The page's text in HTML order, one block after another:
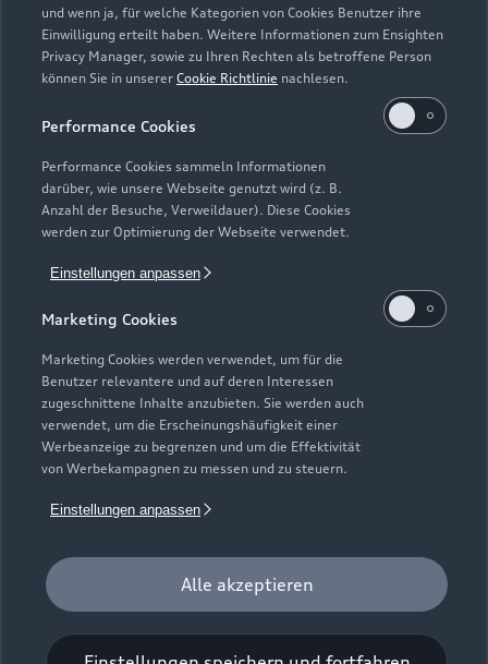
und wenn ja, für welche Kategorien von Cookies Benutzer ihre
Einwilligung erteilt haben. Weitere Informationen zum Ensighten
Privacy Manager, sowie zu Ihren Rechten als betroffene Person
können Sie in unserer Cookie Richtlinie nachlesen.
Performance Cookies
Performance Cookies sammeln Informationen
darüber, wie unsere Webseite genutzt wird (z. B.
Anzahl der Besuche, Verweildauer). Diese Cookies
werden zur Optimierung der Webseite verwendet.
Einstellungen anpassen
Marketing Cookies
Marketing Cookies werden verwendet, um für die
Benutzer relevantere und auf deren Interessen
zugeschnittene Inhalte anzubieten. Sie werden auch
verwendet, um die Erscheinungshäufigkeit einer
Werbeanzeige zu begrenzen und um die Effektivität
von Werbekampagnen zu messen und zu steuern.
Einstellungen anpassen
Alle akzeptieren
Modelle
Elektromodelle
Plug-in-Hybride
Neuwagensuche
Gebrauchtwagensuche
Geschäftskunden
Service & Zubehör
Saisonale Angebote
Audi Services
Garantie
Audi digital services
myAudi
Support
Audi Code
Häufige Fragen (FAQ)
Audi Online Beratung
Online-Terminvereinbarung
Servicekontakt
Bordbuch & Bedienungsanleitungen
Verträge kündigen
Über Audi
Unternehmen
Karriere
Investor Relations
Audi erleben
© 2026 AUDI AG. Alle Rechte vorbehalten
Impressum Rechtliches
Cookie-Richtlinie
Digital Services Act
EU Data Act